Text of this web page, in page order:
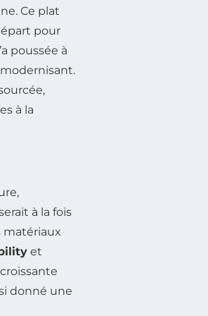
Ce plat
pour
poussée à
à la
à la fois
matériaux
et
donné une